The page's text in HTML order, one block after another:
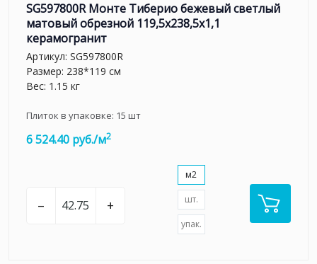
SG597800R Монте Тиберио бежевый светлый
матовый обрезной 119,5x238,5x1,1
керамогранит
Артикул: SG597800R
Размер: 238*119 см
Вес: 1.15 кг
Плиток в упаковке: 15 шт
6 524.40 руб./м2
– +
м2
шт.
упак.